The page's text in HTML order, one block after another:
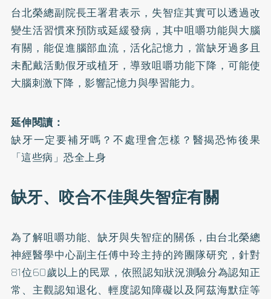
台北榮總副院長王署君表示，失智症其實可以透過改
變生活習慣來預防或延緩發病，其中咀嚼功能與大腦
有關，能促進腦部血流，活化記憶力，當缺牙過多且
未配戴活動假牙或植牙，導致咀嚼功能下降，可能使
大腦刺激下降，影響記憶力與學習能力。
延伸閱讀：
缺牙一定要補牙嗎？不處理會怎樣？醫揭恐怖後果
「這些病」恐全上身
缺牙、咬合不佳與失智症有關
為了解咀嚼功能、缺牙與失智症的關係，由台北榮總
神經醫學中心副主任傅中玲主持的跨團隊研究，針對
81位60歲以上的民眾，依照認知狀況測驗分為認知正
常、主觀認知退化、輕度認知障礙以及阿茲海默症等